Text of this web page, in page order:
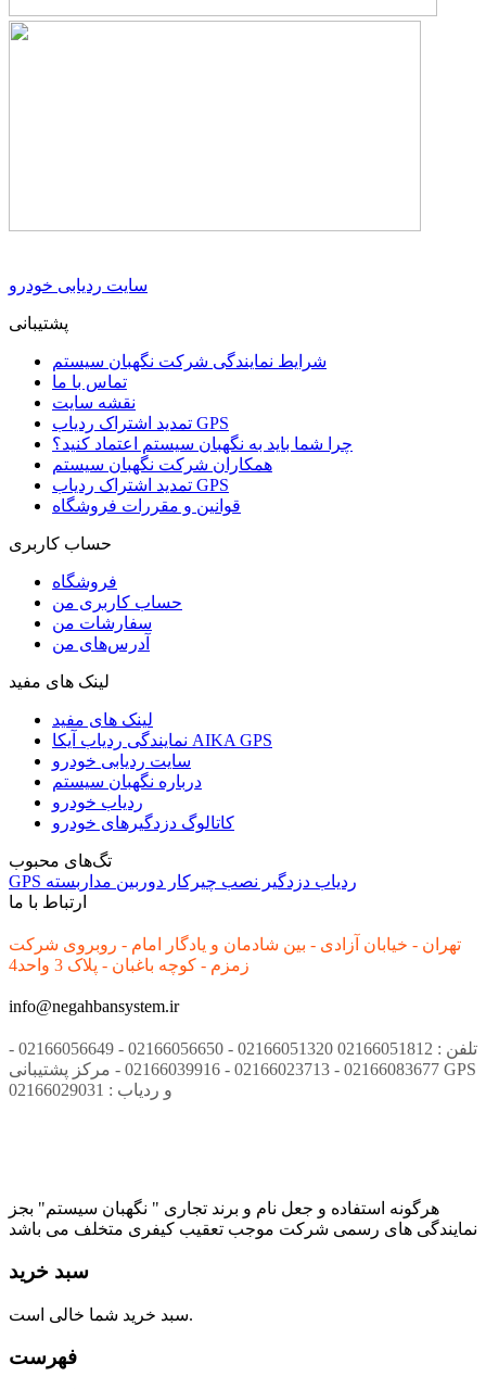
سایت ردیابی خودرو
پشتیبانی
شرایط نمایندگی شرکت نگهبان سیستم
تماس با ما
نقشه سایت
تمدید اشتراک ردیاب GPS
چرا شما باید به نگهبان سیستم اعتماد کنید؟
همکاران شرکت نگهبان سیستم
تمدید اشتراک ردیاب GPS
قوانین و مقررات فروشگاه
حساب کاربری
فروشگاه
حساب کاربری من
سفارشات من
آدرس‌های من
لینک های مفید
لینک های مفید
نمایندگی ردیاب آیکا AIKA GPS
سایت ردیابی خودرو
درباره نگهبان سیستم
ردیاب خودرو
کاتالوگ دزدگیرهای خودرو
تگ‌های محبوب
GPS
ردیاب دزدگیر نصب چیرکار دوربین مداربسته
ارتباط با ما
تهران - خیابان آزادی - بین شادمان و یادگار امام - روبروی شرکت
زمزم - کوچه باغبان - پلاک 3 واحد4
info@negahbansystem.ir
تلفن : 02166051812 02166051320 - 02166056650 - 02166056649 -
02166083677 - 02166023713 - 02166039916 - مرکز پشتیبانی GPS
و ردیاب : 02166029031
هرگونه استفاده و جعل نام و برند تجاری " نگهبان سیستم" بجز
نمایندگی های رسمی شرکت موجب تعقیب کیفری متخلف می باشد
سبد خرید
سبد خرید شما خالی است.
فهرست